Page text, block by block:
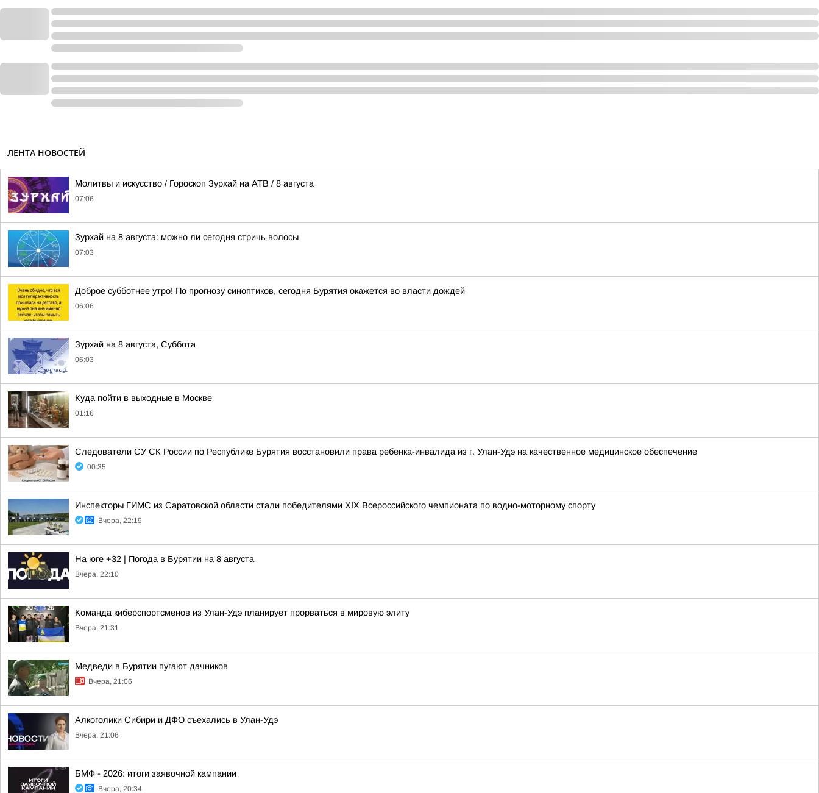
ЛЕНТА НОВОСТЕЙ
Молитвы и искусство / Гороскоп Зурхай на АТВ / 8 августа
07:06
Зурхай на 8 августа: можно ли сегодня стричь волосы
07:03
Доброе субботнее утро! По прогнозу синоптиков, сегодня Бурятия окажется во власти дождей
06:06
Зурхай на 8 августа, Суббота
06:03
Куда пойти в выходные в Москве
01:16
Следователи СУ СК России по Республике Бурятия восстановили права ребёнка-инвалида из г. Улан-Удэ на качественное медицинское обеспечение
00:35
Инспекторы ГИМС из Саратовской области стали победителями XIX Всероссийского чемпионата по водно-моторному спорту
Вчера, 22:19
На юге +32 | Погода в Бурятии на 8 августа
Вчера, 22:10
Команда киберспортсменов из Улан-Удэ планирует прорваться в мировую элиту
Вчера, 21:31
Медведи в Бурятии пугают дачников
Вчера, 21:06
Алкоголики Сибири и ДФО съехались в Улан-Удэ
Вчера, 21:06
БМФ - 2026: итоги заявочной кампании
Вчера, 20:34